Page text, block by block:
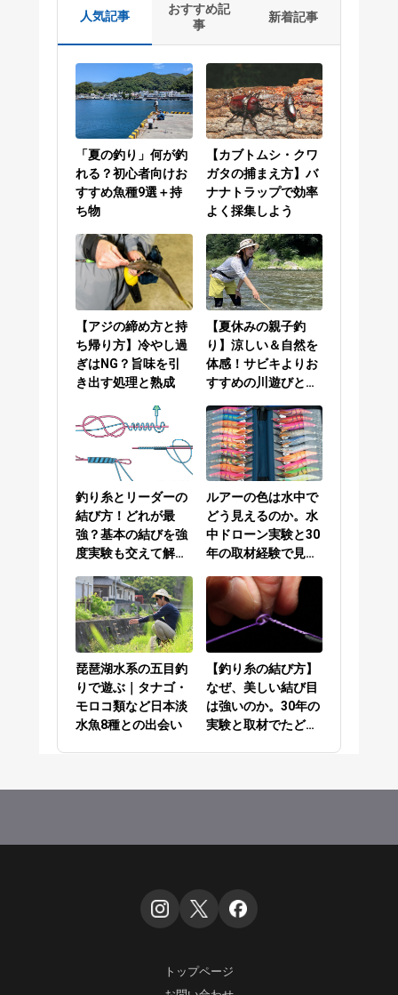
人気記事
おすすめ記
事
新着記事
「夏の釣り」何が釣
れる？初心者向けお
すすめ魚種9選＋持
ち物
【カブトムシ・クワ
ガタの捕まえ方】バ
ナナトラップで効率
よく採集しよう
【アジの締め方と持
ち帰り方】冷やし過
ぎはNG？旨味を引
き出す処理と熟成
【夏休みの親子釣
り】涼しい＆自然を
体感！サビキよりお
すすめの川遊びと
釣り糸とリーダーの
結び方！どれが最
強？基本の結びを強
度実験も交えて解説
ーの結び方編
ルアーの色は水中で
どう見えるのか。水
中ドローン実験と30
年の取材経験で見え
琵琶湖水系の五目釣
りで遊ぶ｜タナゴ・
モロコ類など日本淡
水魚8種との出会い
【釣り糸の結び方】
なぜ、美しい結び目
は強いのか。30年の
実験と取材でたどり
トップページ